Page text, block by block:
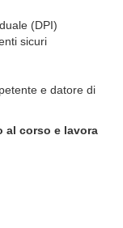
(DPI)
sicuri
e datore di
al corso e lavora